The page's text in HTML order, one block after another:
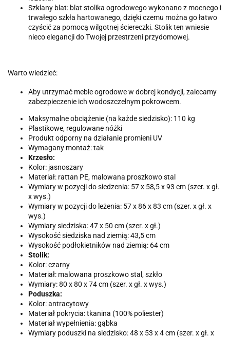
Szklany blat: blat stolika ogrodowego wykonano z mocnego i
trwałego szkła hartowanego, dzięki czemu można go łatwo
czyścić za pomocą wilgotnej ściereczki. Stolik ten wniesie
nieco elegancji do Twojej przestrzeni przydomowej.
Warto wiedzieć:
Aby utrzymać meble ogrodowe w dobrej kondycji, zalecamy
zabezpieczenie ich wodoszczelnym pokrowcem.
Maksymalne obciążenie (na każde siedzisko): 110 kg
Plastikowe, regulowane nóżki
Produkt odporny na działanie promieni UV
Wymagany montaż: tak
Krzesło:
Kolor: jasnoszary
Materiał: rattan PE, malowana proszkowo stal
Wymiary w pozycji do siedzenia: 57 x 58,5 x 93 cm (szer. x gł.
x wys.)
Wymiary w pozycji do leżenia: 57 x 86 x 83 cm (szer. x gł. x
wys.)
Wymiary siedziska: 47 x 50 cm (szer. x gł.)
Wysokość siedziska nad ziemią: 43,5 cm
Wysokość podłokietników nad ziemią: 64 cm
Stolik:
Kolor: czarny
Materiał: malowana proszkowo stal, szkło
Wymiary: 80 x 80 x 74 cm (szer. x gł. x wys.)
Poduszka:
Kolor: antracytowy
Materiał pokrycia: tkanina (100% poliester)
Materiał wypełnienia: gąbka
Wymiary poduszki na siedzisko: 48 x 53 x 4 cm (szer. x gł. x